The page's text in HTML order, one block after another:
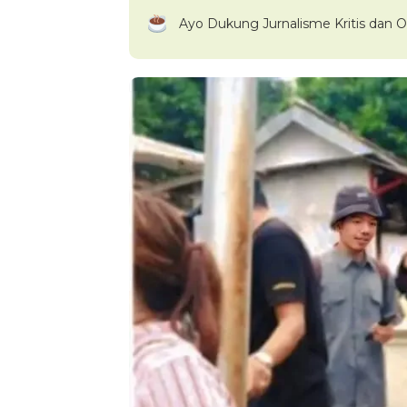
Ayo Dukung Jurnalisme Kritis dan